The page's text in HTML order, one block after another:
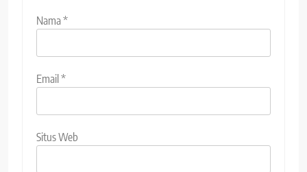
Nama*
Email*
Situs Web